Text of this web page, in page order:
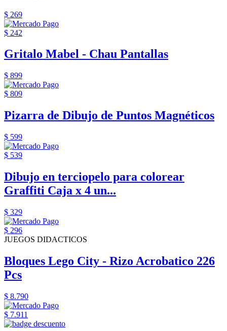
$ 269
$ 242
Gritalo Mabel - Chau Pantallas
$ 899
$ 809
Pizarra de Dibujo de Puntos Magnéticos
$ 599
$ 539
Dibujo en terciopelo para colorear
Graffiti Caja x 4 un...
$ 329
$ 296
JUEGOS DIDACTICOS
Bloques Lego City - Rizo Acrobatico 226
Pcs
$ 8.790
$ 7.911